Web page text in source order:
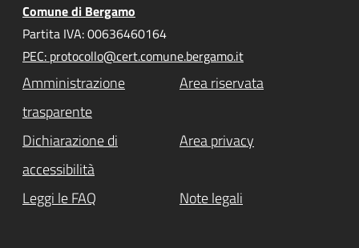
Comune di Bergamo
Partita IVA: 00636460164
PEC: protocollo@cert.comune.bergamo.it
Amministrazione
trasparente
Area riservata
Dichiarazione di
accessibilità
Area privacy
Leggi le FAQ Note legali